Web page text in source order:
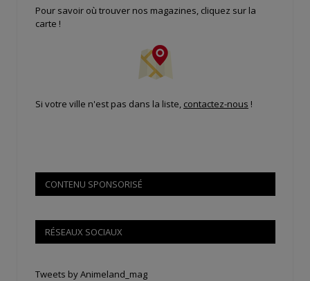
Pour savoir où trouver nos magazines, cliquez sur la
carte !
Si votre ville n'est pas dans la liste, contactez-nous !
CONTENU SPONSORISÉ
RÉSEAUX SOCIAUX
Tweets by Animeland_mag